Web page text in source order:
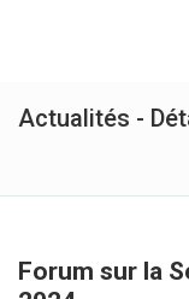
Actualités -
Forum sur la